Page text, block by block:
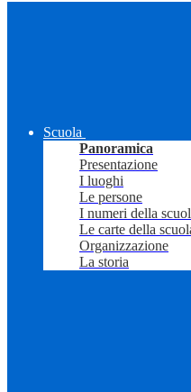
Scuola
Panoramica
Presentazione
I luoghi
Le persone
I numeri della
Le carte della
Organizzazione
La storia